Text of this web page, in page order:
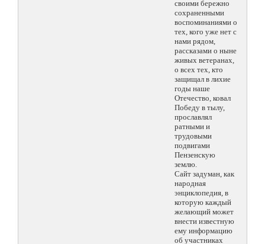
своими бережно
сохраненными
воспоминаниями о
тех, кого уже нет с
нами рядом,
рассказами о ныне
живых ветеранах,
о всех тех, кто
защищал в лихие
годы наше
Отечество, ковал
Победу в тылу,
прославлял
ратными и
трудовыми
подвигами
Пензенскую
землю.
Сайт задуман, как
народная
энциклопедия, в
которую каждый
желающий может
внести известную
ему информацию
об участниках